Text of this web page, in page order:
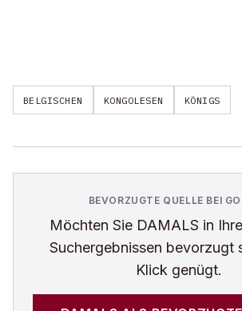
BELGISCHEN KONGOLESEN KÖNIGS
BEVORZUGTE QUELLE BEI
Möchten Sie DAMALS in
Suchergebnissen bevorzugt
Klick genügt.